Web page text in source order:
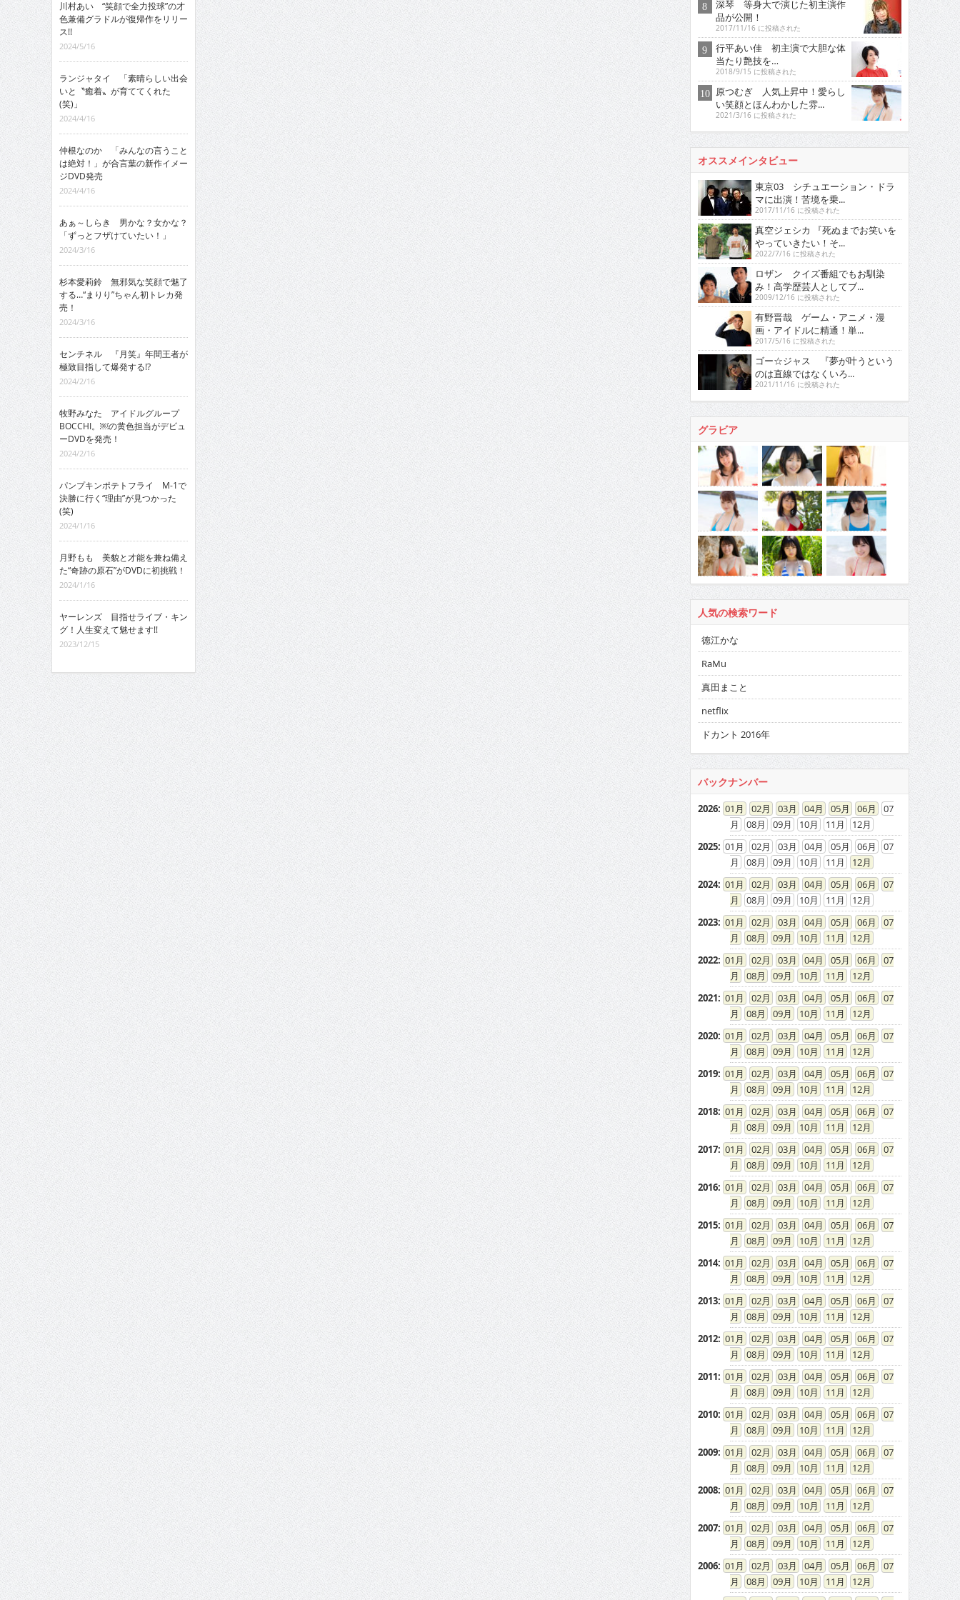
川村あい “笑顔で全力投球”の才
色兼備グラドルが復帰作をリリー
ス!!
2024/5/16
ランジャタイ 「素晴らしい出会
いと〝癒着〟が育ててくれた
(笑)」
2024/4/16
仲根なのか 「みんなの言うこと
は絶対！」が合言葉の新作イメー
ジDVD発売
2024/4/16
あぁ～しらき 男かな？女かな？
「ずっとフザけていたい！」
2024/3/16
杉本愛莉鈴 無邪気な笑顔で魅了
する…“まりり”ちゃん初トレカ発
売！
2024/3/16
センチネル 『月笑』年間王者が
極致目指して爆発する!?
2024/2/16
牧野みなた アイドルグループ
BOCCHI。￼の黄色担当がデビュ
ーDVDを発売！
2024/2/16
パンプキンポテトフライ M-1で
決勝に行く“理由”が見つかった
(笑)
2024/1/16
月野もも 美貌と才能を兼ね備え
た“奇跡の原石”がDVDに初挑戦！
2024/1/16
ヤーレンズ 目指せライブ・キン
グ！人生変えて魅せます!!
2023/12/15
深琴 等身大で演じた初主演作
品が公開！
2017/11/16 に投稿された
行平あい佳 初主演で大胆な体
当たり艶技を…
2018/9/15 に投稿された
原つむぎ 人気上昇中！愛らし
い笑顔とほんわかした雰...
2021/3/16 に投稿された
オススメインタビュー
東京03 シチュエーション・ドラ
マに出演！苦境を乗...
2017/11/16 に投稿された
真空ジェシカ 『死ぬまでお笑いを
やっていきたい！そ...
2022/7/16 に投稿された
ロザン クイズ番組でもお馴染
み！高学歴芸人としてブ...
2009/12/16 に投稿された
有野晋哉 ゲーム・アニメ・漫
画・アイドルに精通！単...
2017/5/16 に投稿された
ゴー☆ジャス 『夢が叶うという
のは直線ではなくいろ...
2021/11/16 に投稿された
グラビア
人気の検索ワード
徳江かな
RaMu
真田まこと
netflix
ドカント 2016年
バックナンバー
2026: 01 02 03 04 05 06
07
08
09 10 11
12
2025: 01 02 03 04 05 06
07
08
09 10 11
12
2024: 01 02 03 04 05 06
07
08
09 10 11
12
2023: 01 02 03 04 05 06
07
08
09 10 11
12
2022: 01 02 03 04 05 06
07
08
09 10 11
12
2021: 01 02 03 04 05 06
07
08
09 10 11
12
2020: 01 02 03 04 05 06
07
08
09 10 11
12
2019: 01 02 03 04 05 06
07
08
09 10 11
12
2018: 01 02 03 04 05 06
07
08
09 10 11
12
2017: 01 02 03 04 05 06
07
08
09 10 11
12
2016: 01 02 03 04 05 06
07
08
09 10 11
12
2015: 01 02 03 04 05 06
07
08
09 10 11
12
2014: 01 02 03 04 05 06
07
08
09 10 11
12
2013: 01 02 03 04 05 06
07
08
09 10 11
12
2012: 01 02 03 04 05 06
07
08
09 10 11
12
2011: 01 02 03 04 05 06
07
08
09 10 11
12
2010: 01 02 03 04 05 06
07
08
09 10 11
12
2009: 01 02 03 04 05 06
07
08
09 10 11
12
2008: 01 02 03 04 05 06
07
08
09 10 11
12
2007: 01 02 03 04 05 06
07
08
09 10 11
12
2006: 01 02 03 04 05 06
07
08
09 10 11
12